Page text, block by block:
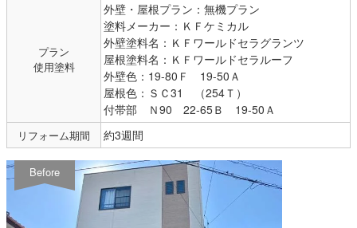
プラン
使用塗料
外壁・屋根プラン：無機プラン
塗料メーカー：ＫＦケミカル
外壁塗料名：ＫＦワールドセラグランツ
屋根塗料名：ＫＦワールドセラルーフ
外壁色：19-80Ｆ 19-50Ａ
屋根色：ＳＣ31 （254Ｔ）
付帯部 Ｎ90 22-65Ｂ 19-50Ａ
リフォーム期間 約3週間
Before